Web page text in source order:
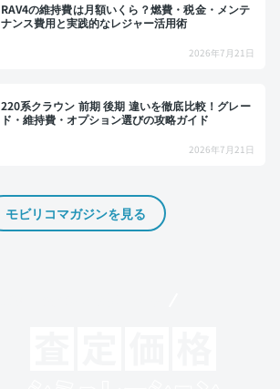
RAV4の維持費は月額いくら？燃費・税金・メンテ
ナンス費用と実践的なレジャー活用術
2026年7月21日
220系クラウン 前期 後期 違いを徹底比較！グレー
ド・維持費・オプション選びの攻略ガイド
2026年7月21日
モビリコマガジンを見る